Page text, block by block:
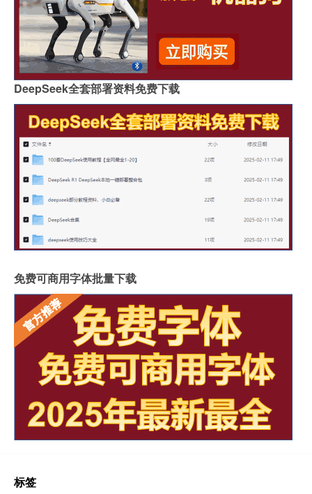
DeepSeek全套部署资料免费下载
免费可商用字体批量下载
标签